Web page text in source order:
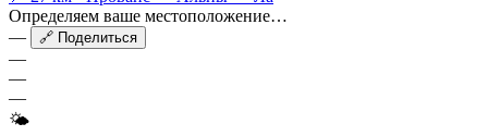
Определяем ваше местоположение…
—
🔗 Поделиться
—
—
—
🌤